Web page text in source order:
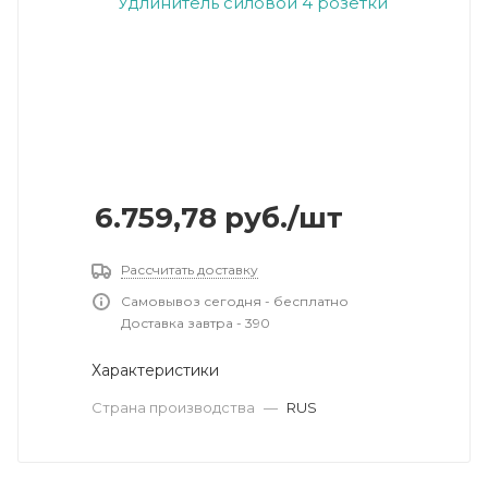
6.759,78 руб./шт
Рассчитать доставку
Самовывоз сегодня - бесплатно
Доставка завтра - 390
Характеристики
Страна производства — RUS